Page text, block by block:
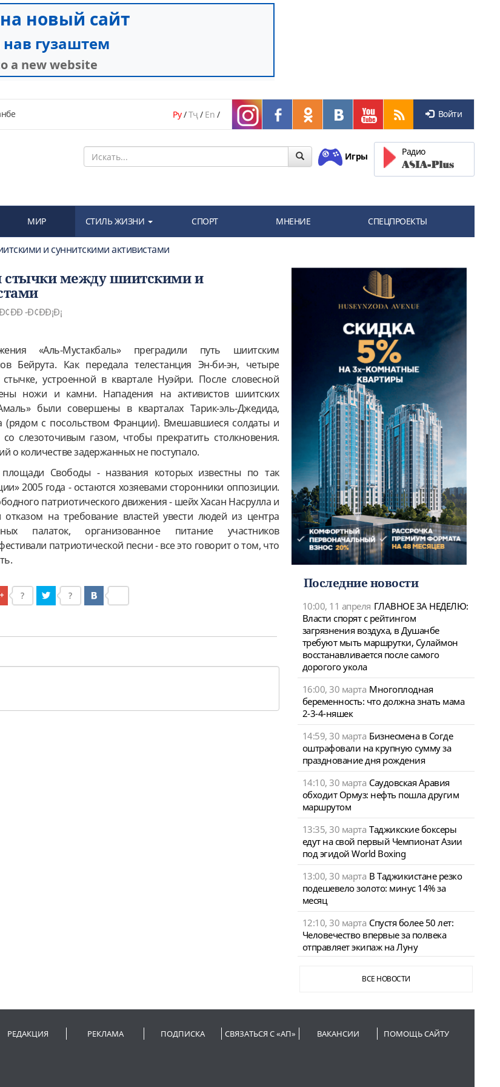
Ру/Тҷ/ En / Войти
Игры Радио
МИР СТИЛЬ ЖИЗНИ СПОРТ МНЕНИЕ СПЕЦПРОЕКТЫ
и суннитскими активистами
стычки между шиитскими и
-Ð¢ÐÐ¡Ð¡
«Аль-Мустакбаль» преградили путь шиитским
Бейрута. Как передала телестанция Эн-би-эн, четыре
устроенной в квартале Нуэйри. После словесной
ножи и камни. Нападения на активистов шиитских
были совершены в кварталах Тарик-эль-Джедида,
с посольством Франции). Вмешавшиеся солдаты и
слезоточивым газом, чтобы прекратить столкновения.
о количестве задержанных не поступало.
Свободы - названия которых известны по так
2005 года - остаются хозяевами сторонники оппозиции.
патриотического движения - шейх Хасан Насрулла и
на требование властей увести людей из центра
палаток, организованное питание участников
патриотической песни - все это говорит о том, что
? ?
Последние новости
10:00, 11 апреля ГЛАВНОЕ ЗА НЕДЕЛЮ:
Власти спорят с рейтингом
загрязнения воздуха, в Душанбе
требуют мыть маршрутки, Сулаймон
восстанавливается после самого
дорогого укола
16:00, 30 марта Многоплодная
беременность: что должна знать мама
2-3-4-няшек
14:59, 30 марта Бизнесмена в Согде
оштрафовали на крупную сумму за
празднование дня рождения
14:10, 30 марта Саудовская Аравия
обходит Ормуз: нефть пошла другим
маршрутом
13:35, 30 марта Таджикские боксеры
едут на свой первый Чемпионат Азии
под эгидой World Boxing
13:00, 30 марта В Таджикистане резко
подешевело золото: минус 14% за
месяц
12:10, 30 марта Спустя более 50 лет:
Человечество впервые за полвека
отправляет экипаж на Луну
ВСЕ НОВОСТИ
РЕДАКЦИЯ РЕКЛАМА ПОДПИСКА СВЯЗАТЬСЯ С «АП» ВАКАНСИИ ПОМОЩЬ САЙТУ